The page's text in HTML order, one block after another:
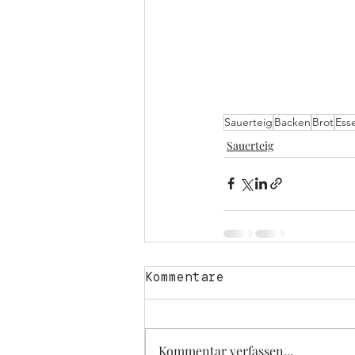
Sauerteig Backen Brot
Sauerteig
Kommentare
Kommentar verfassen...